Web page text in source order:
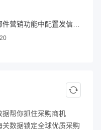
据帮你抓住采购商机
数据锁定全球优质采购